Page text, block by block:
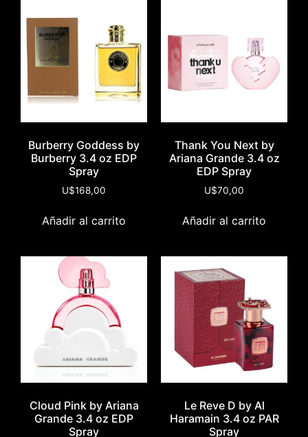
Burberry Goddess by
Burberry 3.4 oz EDP
Spray
U$168,00
Añadir al carrito
Thank You Next by
Ariana Grande 3.4 oz
EDP Spray
U$70,00
Añadir al carrito
Cloud Pink by Ariana
Grande 3.4 oz EDP
Spray
Le Reve D by Al
Haramain 3.4 oz PAR
Spray